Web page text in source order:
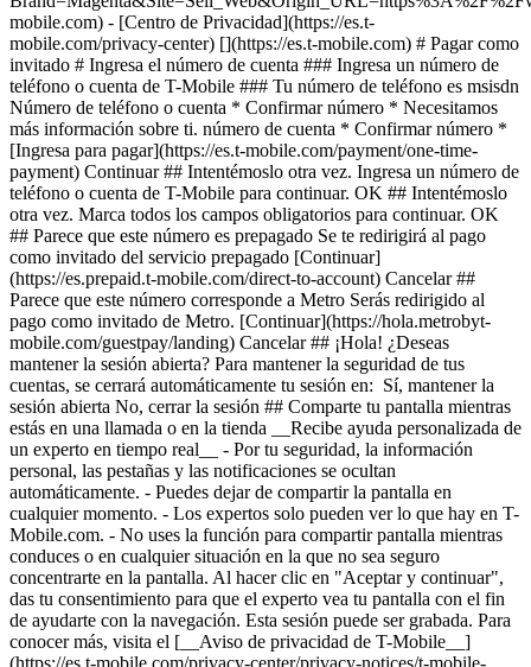
mobile.com) - [Centro de Privacidad](https://es.t-
mobile.com/privacy-center) [](https://es.t-mobile.com) # Pagar como
invitado # Ingresa el número de cuenta ### Ingresa un número de
teléfono o cuenta de T-Mobile ### Tu número de teléfono es msisdn
Número de teléfono o cuenta * Confirmar número * Necesitamos
más información sobre ti. número de cuenta * Confirmar número *
[Ingresa para pagar](https://es.t-mobile.com/payment/one-time-
payment) Continuar ## Intentémoslo otra vez. Ingresa un número de
teléfono o cuenta de T-Mobile para continuar. OK ## Intentémoslo
otra vez. Marca todos los campos obligatorios para continuar. OK
## Parece que este número es prepagado Se te redirigirá al pago
como invitado del servicio prepagado [Continuar]
(https://es.prepaid.t-mobile.com/direct-to-account) Cancelar ##
Parece que este número corresponde a Metro Serás redirigido al
pago como invitado de Metro. [Continuar](https://hola.metrobyt-
mobile.com/guestpay/landing) Cancelar ## ¡Hola! ¿Deseas
mantener la sesión abierta? Para mantener la seguridad de tus
cuentas, se cerrará automáticamente tu sesión en: Sí, mantener la
sesión abierta No, cerrar la sesión ## Comparte tu pantalla mientras
estás en una llamada o en la tienda __Recibe ayuda personalizada de
un experto en tiempo real__ - Por tu seguridad, la información
personal, las pestañas y las notificaciones se ocultan
automáticamente. - Puedes dejar de compartir la pantalla en
cualquier momento. - Los expertos solo pueden ver lo que hay en T-
Mobile.com. - No uses la función para compartir pantalla mientras
conduces o en cualquier situación en la que no sea seguro
concentrarte en la pantalla. Al hacer clic en "Aceptar y continuar",
das tu consentimiento para que el experto vea tu pantalla con el fin
de ayudarte con la navegación. Esta sesión puede ser grabada. Para
conocer más, visita el [__Aviso de privacidad de T-Mobile__]
(https://es.t-mobile.com/privacy-center/privacy-notices/t-mobile-